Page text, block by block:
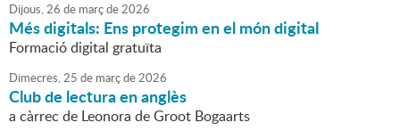
Dijous,26 de marçde2026
Més digitals: Ens protegim en el món digital
Formació digital gratuïta
Dimecres,25 de marçde2026
Club de lectura en anglès
a càrrec de Leonora de Groot Bogaarts